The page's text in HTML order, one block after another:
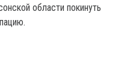
области покинуть